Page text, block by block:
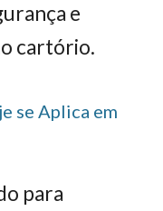
e
cartório.
se Aplica em
para